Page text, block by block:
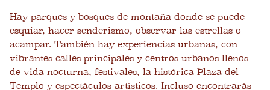
Hay parques y bosques de montaña donde se puede
esquiar, hacer senderismo, observar las estrellas o
acampar. También hay experiencias urbanas, con
vibrantes calles principales y centros urbanos llenos
de vida nocturna, festivales, la histórica Plaza del
Templo y espectáculos artísticos. Incluso encontrarás